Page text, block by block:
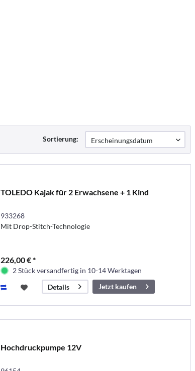
Sortierung:
TOLEDO Kajak für 2 Erwachsene + 1 Kind
933268
Mit Drop-Stitch-Technologie
226,00 € *
2 Stück versandfertig in 10-14 Werktagen
Details
Jetzt kaufen
Hochdruckpumpe 12V